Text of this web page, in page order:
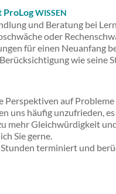
ProLogWISSEN
und Beratung bei
oder
für einen Neuanfang
wie seine
Perspektiven auf
uns häufig unzufrieden,
mehr Gleichwürdigkeit
Sie gerne.
terminiert und